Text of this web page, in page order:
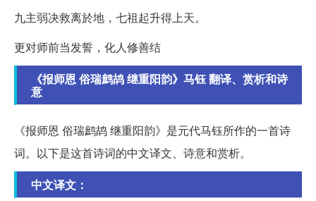
九主弱决救离於地，七祖起升得上天。
更对师前当发誓，化人修善结
《报师恩 俗瑞鹧鸪 继重阳韵》马钰 翻译、赏析和诗
意
《报师恩 俗瑞鹧鸪 继重阳韵》是元代马钰所作的一首诗
词。以下是这首诗词的中文译文、诗意和赏析。
中文译文：